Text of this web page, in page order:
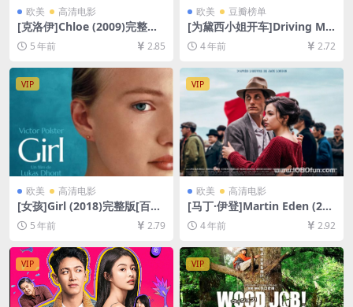
欧美 高清电影
[克洛伊]Chloe (2009)完整版
[百度网盘+迅雷云盘资源1080
P超清未删减][MP4/5.8GB][中
5 年前 2.85
欧美 豆瓣榜单
[为黛西小姐开车]Driving Mis
s Daisy (1989)[百度网盘+迅
雷云盘资源1080P超清未删减]
4 年前 2.72
VIP
欧美 高清电影
[女孩]Girl (2018)完整版[百度
网盘+迅雷云盘资源1080P超
清未删减][MP4/5.1GB][原声
中字]
5 年前 2.79
VIP
欧美 高清电影
[马丁·伊登]Martin Eden (201
9)[百度网盘+迅雷云盘资源10
80P超清未删减][MP4/8GB]
[中文字幕]
4 年前 2.92
VIP VIP